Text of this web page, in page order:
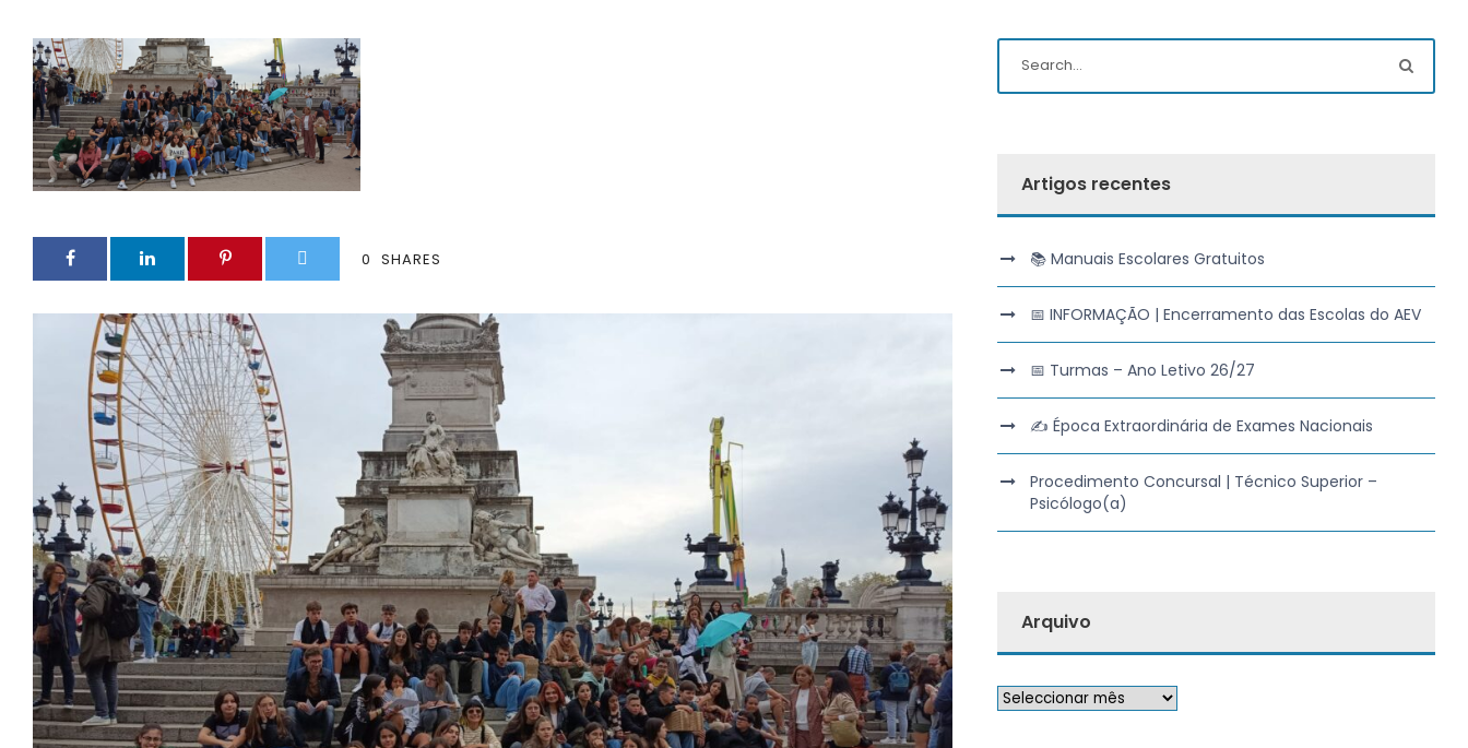
0 SHARES
Artigos recentes
📚 Manuais Escolares Gratuitos
📅 INFORMAÇÃO | Encerramento das Escolas do AEV
📅 Turmas – Ano Letivo 26/27
✍️ Época Extraordinária de Exames Nacionais
Procedimento Concursal | Técnico Superior –
Psicólogo(a)
Arquivo